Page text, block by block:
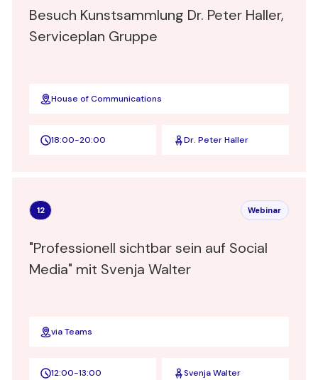
Besuch Kunstsammlung Dr. Peter Haller,
Serviceplan Gruppe
House of Communications
18:00-20:00 Dr. Peter Haller
12 Webinar
"Professionell sichtbar sein auf Social
Media" mit Svenja Walter
via Teams
12:00-13:00 Svenja Walter